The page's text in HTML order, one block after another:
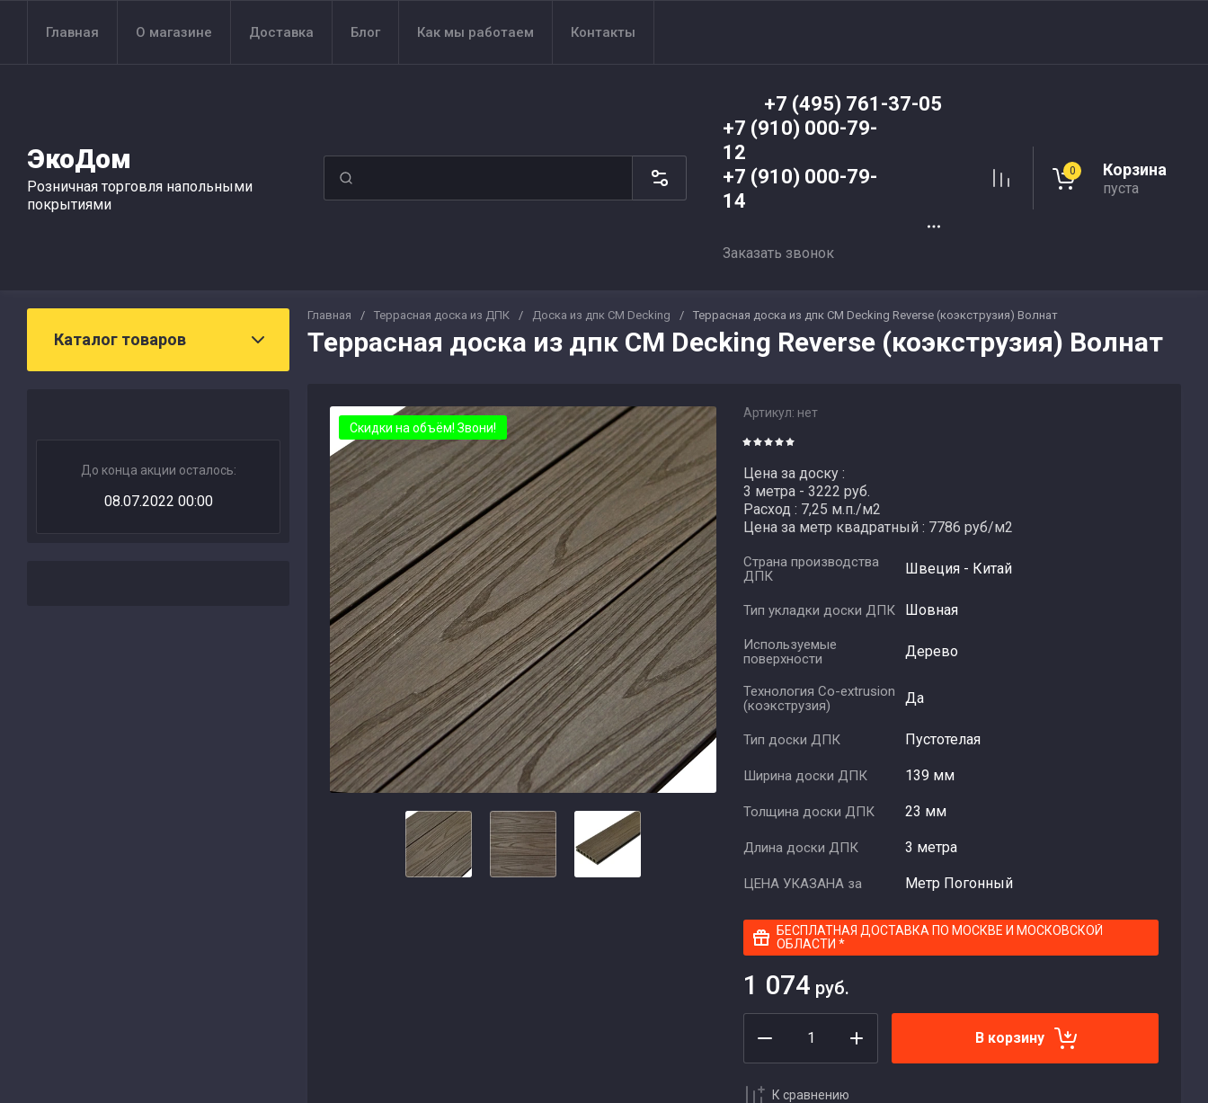
Главная О магазине Доставка Блог Как мы работаем Контакты
ЭкоДом
Розничная торговля напольными
покрытиями
+7 (495) 761-37-05
+7 (910) 000-79-
12
+7 (910) 000-79-
14
Заказать звонок
0 Корзина
пуста
Каталог товаров
До конца акции осталось:
08.07.2022 00:00
Главная / Террасная доска из ДПК / Доска из дпк CM Decking / Террасная доска из дпк CM Decking Reverse (коэкструзия) Волнат
Террасная доска из дпк CM Decking Reverse (коэкструзия) Волнат
Скидки на объём! Звони!
Артикул: нет
Цена за доску :
3 метра - 3222 руб.
Расход : 7,25 м.п./м2
Цена за метр квадратный : 7786 руб/м2
Страна производства
ДПК
Швеция - Китай
Тип укладки доски ДПК Шовная
Используемые
поверхности
Дерево
Технология Co-extrusion
(коэкструзия)
Да
Тип доски ДПК Пустотелая
Ширина доски ДПК 139 мм
Толщина доски ДПК 23 мм
Длина доски ДПК 3 метра
ЦЕНА УКАЗАНА за Метр Погонный
БЕСПЛАТНАЯ ДОСТАВКА ПО МОСКВЕ И МОСКОВСКОЙ
ОБЛАСТИ *
1 074 руб.
В корзину
К сравнению